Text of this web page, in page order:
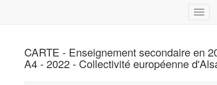
CARTE - Enseignement secondaire en
A4 - 2022 - Collectivité européenne